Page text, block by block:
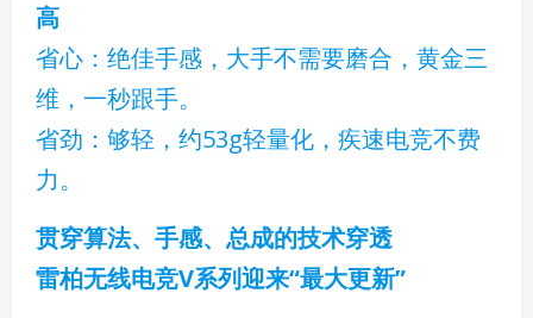
高
省心：绝佳手感，大手不需要磨合，黄金三
维，一秒跟手。
省劲：够轻，约53g轻量化，疾速电竞不费
力。
贯穿算法、手感、总成的技术穿透
雷柏无线电竞V系列迎来“最大更新”